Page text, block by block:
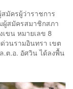
มัครผู้ว่าราชการ
ผู้สมัครสมาชิกสภา
เขน หมายเลข 8
วนรามอินทรา เขต
ต.อ. อัศวิน ได้ลงพื้น